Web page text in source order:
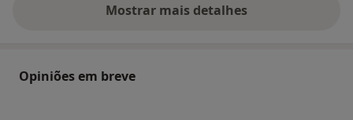
Mostrar mais detalhes
sobre o endereço
Opiniões em breve